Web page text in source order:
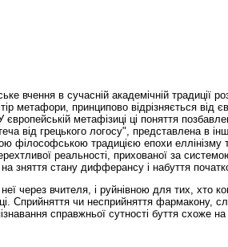
вчення в сучасній академічній традиції
метафори, принципово відрізняється від
метафізиці ці поняття
від грецького логосу", представлена в
філософською традицією епохи еллінізму
реальності, прихованої за
стану дифферансу і набуття
через вчителя, і руйнівною для тих, хто
Сприйняття чи несприйняття фармакону,
справжньої сутності буття схоже